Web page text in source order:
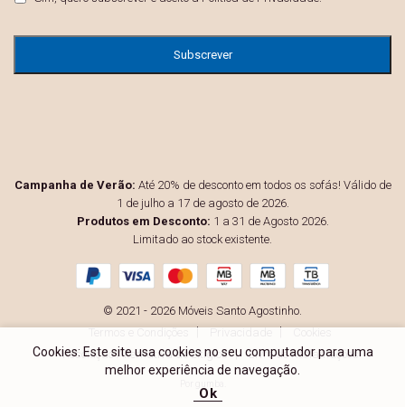
Campanha de Verão: Até 20% de desconto em todos os sofás! Válido de
1 de julho a 17 de agosto de 2026.
Produtos em Desconto: 1 a 31 de Agosto 2026.
Limitado ao stock existente.
© 2021 - 2026 Móveis Santo Agostinho.
Resolução Alternativa de Litígios
Livro de Reclamações
Cookies: Este site usa cookies no seu computador para uma
melhor experiência de navegação.
Ok